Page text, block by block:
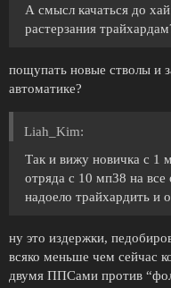
А смысл качаться до
растерзания
пощупать новые стволы и
автоматике?
Liah_Kim:
Так и вижу новичка с 1
отряда с 10 мп38 на
надоело трайхардить и
ну это издержки,
всяко меньше чем сейчас
двумя ППСами против